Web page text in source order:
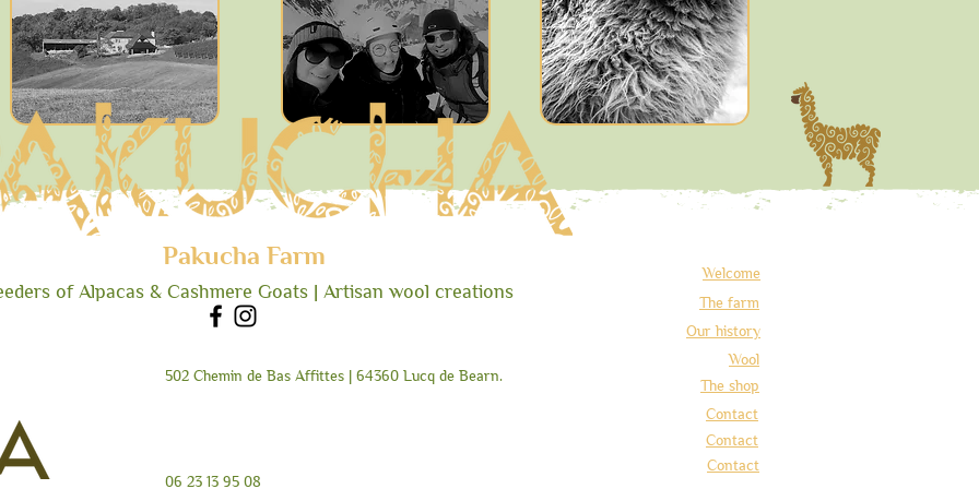
Pakucha Farm
of Alpacas & Cashmere Goats | Artisan wool creations
Welcome
The farm
Our history
Wool
The shop
Contact
502 Chemin de Bas Affittes | 64360 Lucq de Bearn.
06 23 13 95 08
Contact
Contact